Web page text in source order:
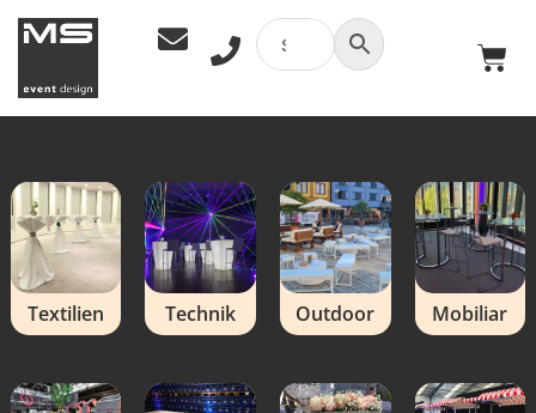
Textilien Technik Outdoor Mobiliar